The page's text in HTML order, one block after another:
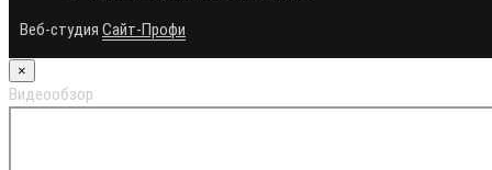
Веб-студия Сайт-Профи
×
Видеообзор